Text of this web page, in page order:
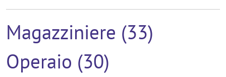
Magazziniere (33)
Operaio (30)